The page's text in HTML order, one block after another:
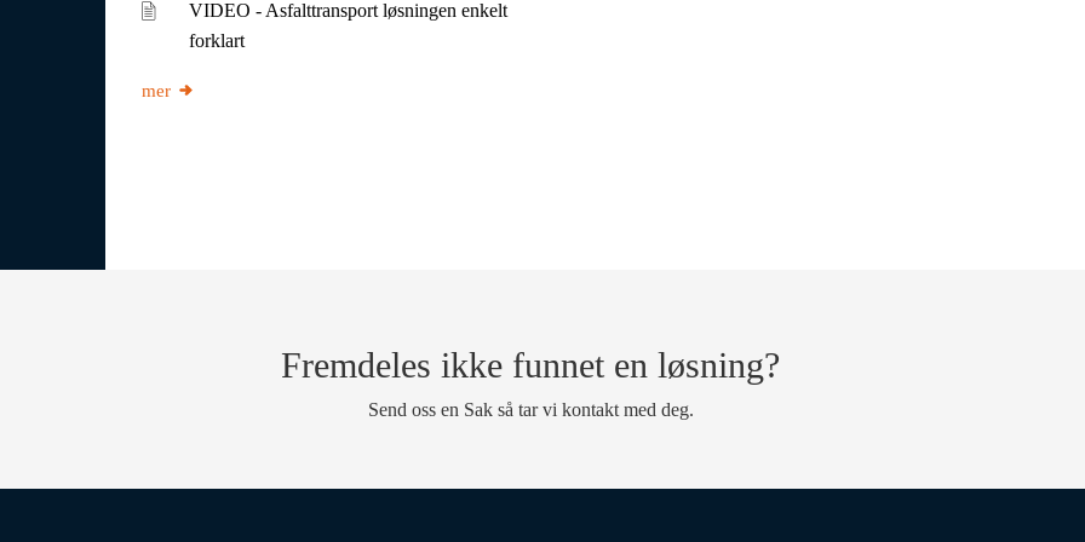
VIDEO - Asfalttransport løsningen enkelt
forklart
mer
Fremdeles ikke funnet en løsning?
Send oss en Sak så tar vi kontakt med deg.